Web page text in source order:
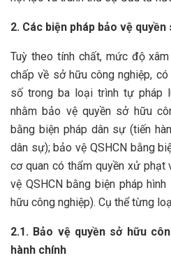
2. Các biện pháp bảo vệ
Tuỳ theo tính chất, mức độ
chấp về sở hữu công nghiệp,
số trong ba loại trình tự pháp
nhằm bảo vệ quyền sở hữu
bằng biện pháp dân sự (tiến
dân sự); bảo vệ QSHCN bằng
cơ quan có thẩm quyền xử phạt
vệ QSHCN bằng biện pháp
hữu công nghiệp). Cụ thể từng
2.1. Bảo vệ quyền sở hữu
hành chính